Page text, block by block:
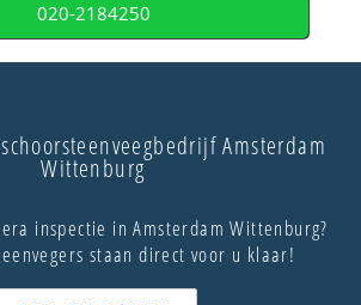
020-2184250
Amsterdam
Wittenburg
inspectie in Amsterdam Wittenburg?
staan direct voor u klaar!